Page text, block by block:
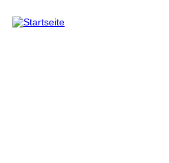
Direkt zum Inhalt